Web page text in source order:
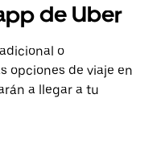
de Uber
o
opciones de viaje en
a llegar a tu